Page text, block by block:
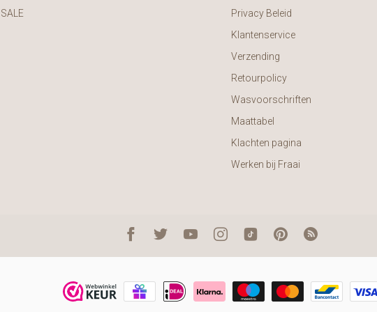
SALE
Privacy Beleid
Klantenservice
Verzending
Retourpolicy
Wasvoorschriften
Maattabel
Klachten pagina
Werken bij Fraai